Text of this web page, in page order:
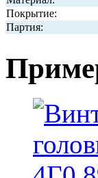
Покрытие:
Партия: